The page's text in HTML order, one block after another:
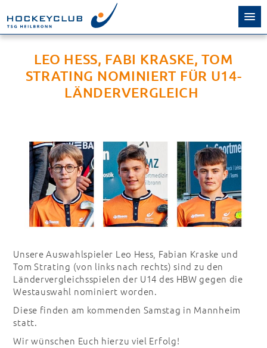
LEO HESS, FABI KRASKE, TOM
STRATING NOMINIERT FÜR U14-
LÄNDERVERGLEICH
Unsere Auswahlspieler Leo Hess, Fabian Kraske und
Tom Strating (von links nach rechts) sind zu den
Ländervergleichsspielen der U14 des HBW gegen die
Westauswahl nominiert worden.
Diese finden am kommenden Samstag in Mannheim
statt.
Wir wünschen Euch hierzu viel Erfolg!